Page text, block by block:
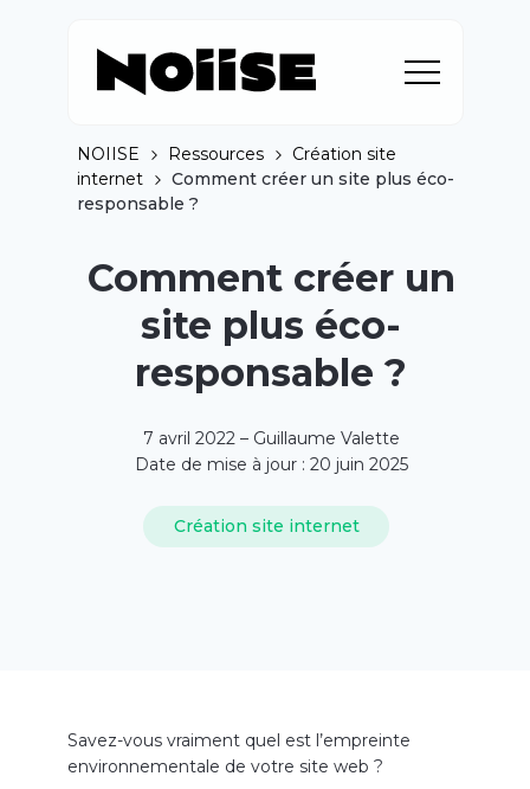
NOIISE Ressources
Création site
internet
Comment créer un site plus éco-
responsable ?
Comment créer un
site plus éco-
responsable ?
7 avril 2022 – Guillaume Valette
Date de mise à jour : 20 juin 2025
Création site internet
Savez-vous vraiment quel est l’empreinte
environnementale de votre site web ?